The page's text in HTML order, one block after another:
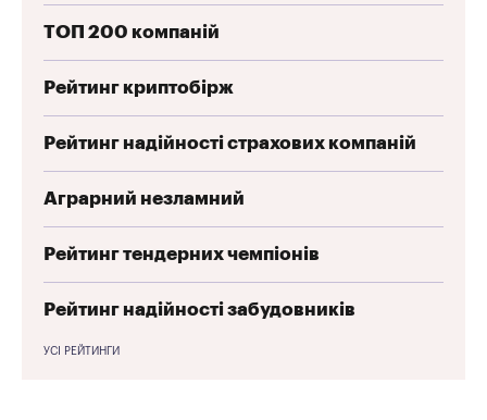
ТОП 200 компаній
Рейтинг криптобірж
Рейтинг надійності страхових компаній
Аграрний незламний
Рейтинг тендерних чемпіонів
Рейтинг надійності забудовників
УСІ РЕЙТИНГИ